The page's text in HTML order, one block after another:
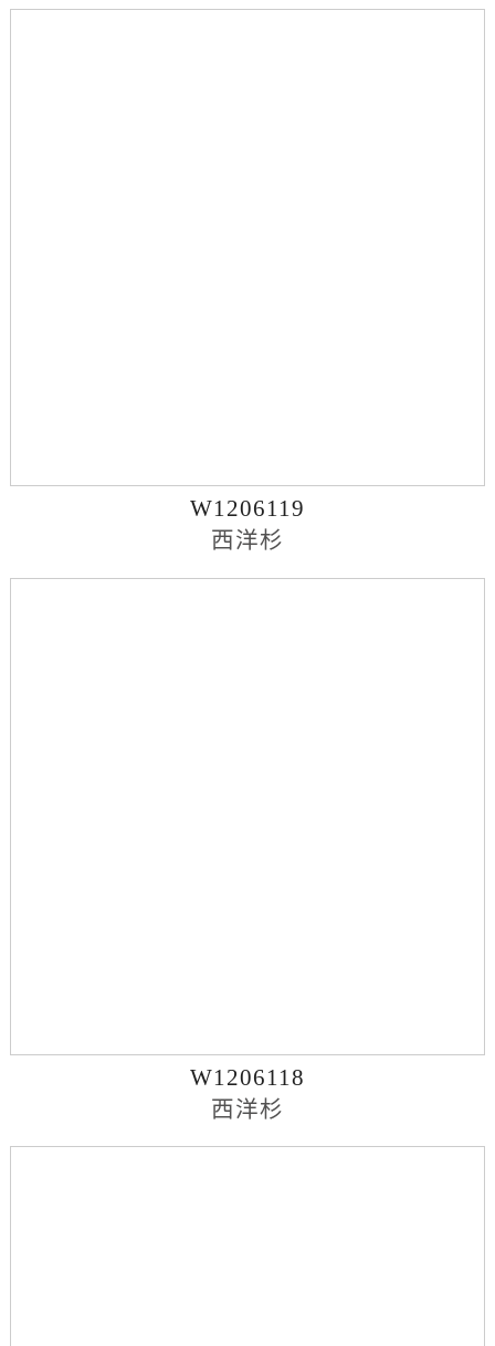
W1206119
西洋杉
W1206118
西洋杉